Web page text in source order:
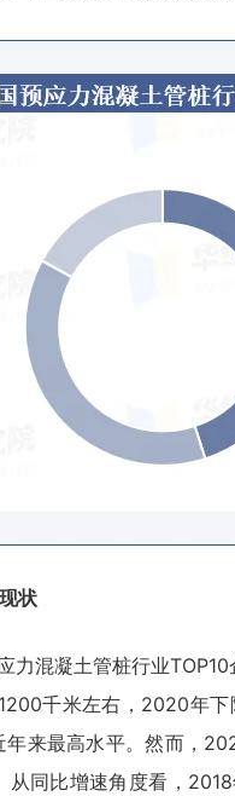
状
力混凝土管桩行业
千米左右，2020年
来最高水平。然而，
从同比增速角度看，